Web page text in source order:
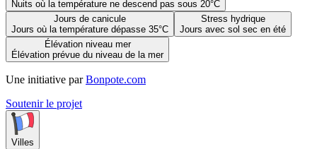
Nuits où la température ne descend pas sous 20°C
Jours de canicule
Jours où la température dépasse 35°C
Stress hydrique
Jours avec sol sec en été
Élévation niveau mer
Élévation prévue du niveau de la mer
Une initiative par Bonpote.com
Soutenir le projet
Villes